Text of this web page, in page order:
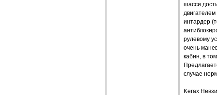
шасси
интардер
рулевому
очень
кабин, в
случае
Kerax